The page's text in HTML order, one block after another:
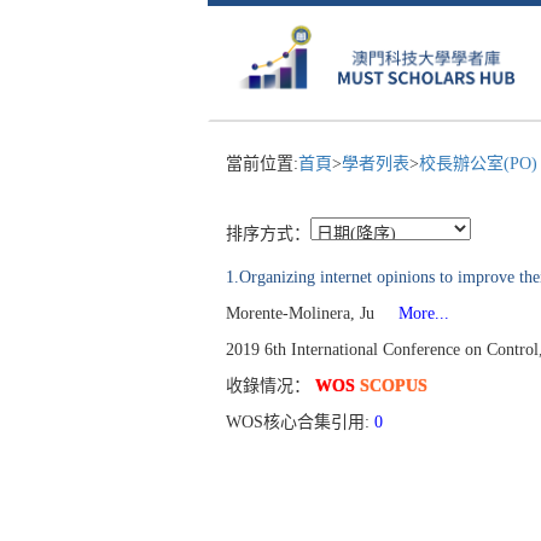
當前位置:首頁>學者列表>校長辦公室(PO)
排序方式：
1.Organizing internet opinions to improve
Morente-Molinera, Ju
More...
2019 6th International Conference on
收錄情况： WOS SCOPUS
WOS核心合集引用: 0